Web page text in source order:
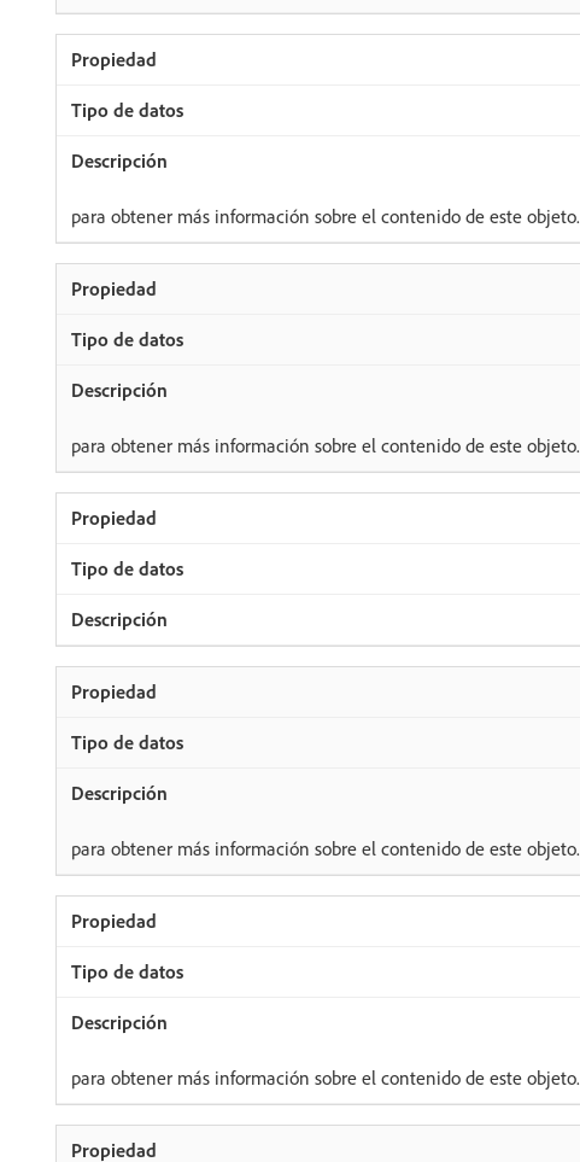
para obtener más información sobre el contenido de este objeto.
para obtener más información sobre el contenido de este objeto.
para obtener más información sobre el contenido de este objeto.
para obtener más información sobre el contenido de este objeto.